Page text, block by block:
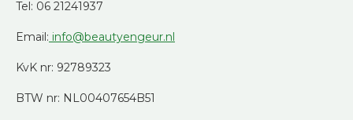
Tel: 06 21241937
Email: info@beautyengeur.nl
KvK nr: 92789323
BTW nr: NL00407654B51